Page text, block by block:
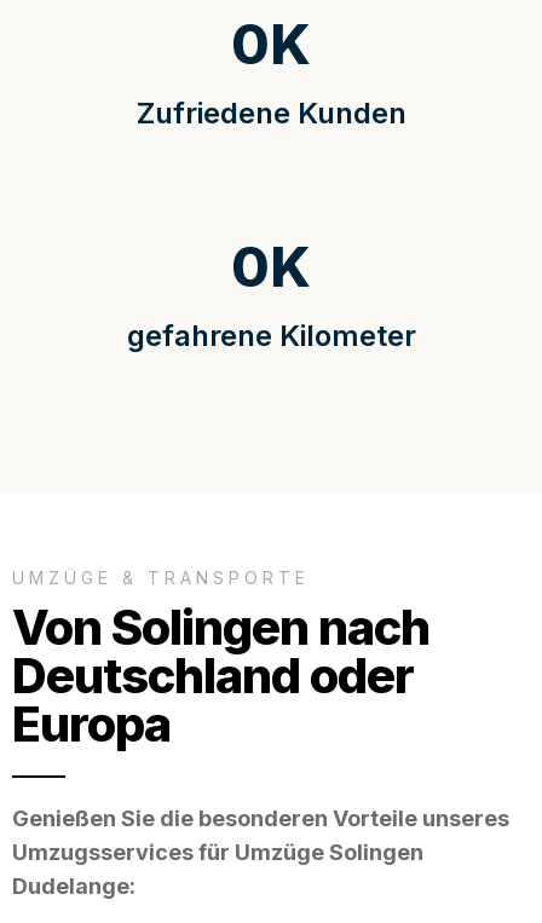
Zufriedene Kunden
0K
gefahrene Kilometer
0K
UMZÜGE & TRANSPORTE
Von Solingen nach
Deutschland oder
Europa
Genießen Sie die besonderen Vorteile unseres
Umzugsservices für Umzüge Solingen
Dudelange: